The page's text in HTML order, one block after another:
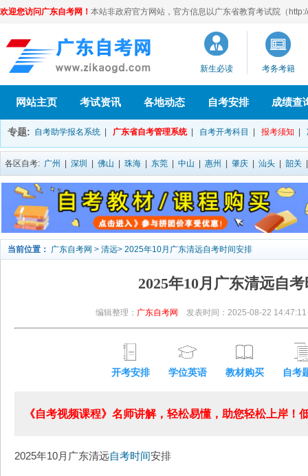
欢迎您访问广东自考网！ 本站非政府官方网站，官方信息以广东省教育考试院（
新生必读 考务考籍
网站主页 考试资讯 各地动态 自考安排 成绩查
专题: 自考助学报名系统 广东省自考管理系统 自考开考科目 报考须知
各区自考: 广州 深圳 佛山 珠海 东莞 中山 惠州 肇庆 汕头 韶关
当前位置： 广东自考网 > 清远> 2025年10月广东清远自考时间安排
2025年10月广东清远自
编辑整理： 广东自考网 发表时间：2025-08-22 14:47:11
开考安排 学位英语 教材购买 自考
《自考视频课程》名师讲解，轻松易懂，助您轻松上岸！
2025年10月广东清远自考时间安排